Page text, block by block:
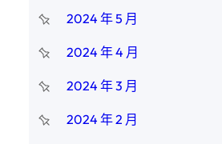
2024 年 5 月
2024 年 4 月
2024 年 3 月
2024 年 2 月